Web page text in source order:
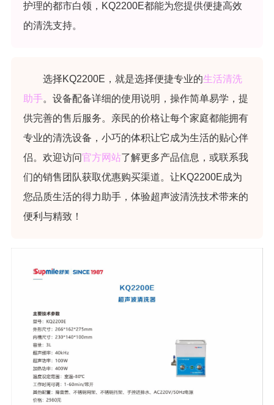
护理的都市白领，KQ2200E都能为您提供便捷高效
的清洗支持。
选择KQ2200E，就是选择便捷专业的生活清洗
助手。设备配备详细的使用说明，操作简单易学，提
供完善的售后服务。亲民的价格让每个家庭都能拥有
专业的清洗设备，小巧的体积让它成为生活的贴心伴
侣。欢迎访问官方网站了解更多产品信息，或联系我
们的销售团队获取优惠购买渠道。让KQ2200E成为
您品质生活的得力助手，体验超声波清洗技术带来的
便利与精致！